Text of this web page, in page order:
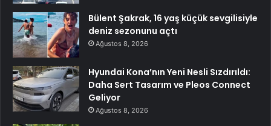
Bülent Şakrak, 16 yaş küçük sevgilisiyle
deniz sezonunu açtı
Ağustos 8, 2026
Hyundai Kona’nın Yeni Nesli Sızdırıldı:
Daha Sert Tasarım ve Pleos Connect
Geliyor
Ağustos 8, 2026